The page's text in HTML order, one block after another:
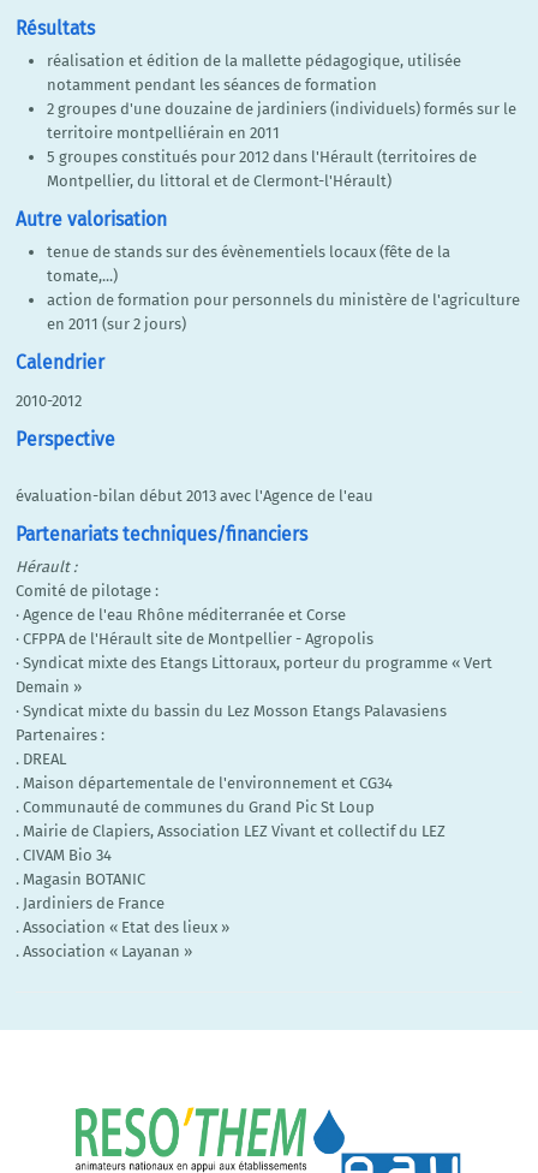
Résultats
réalisation et édition de la mallette pédagogique, utilisée
notamment pendant les séances de formation
2 groupes d'une douzaine de jardiniers (individuels) formés sur le
territoire montpelliérain en 2011
5 groupes constitués pour 2012 dans l'Hérault (territoires de
Montpellier, du littoral et de Clermont-l'Hérault)
Autre valorisation
tenue de stands sur des évènementiels locaux (fête de la
tomate,...)
action de formation pour personnels du ministère de l'agriculture
en 2011 (sur 2 jours)
Calendrier
2010-2012
Perspective
évaluation-bilan début 2013 avec l'Agence de l'eau
Partenariats techniques/financiers
Hérault :
Comité de pilotage :
· Agence de l'eau Rhône méditerranée et Corse
· CFPPA de l'Hérault site de Montpellier - Agropolis
· Syndicat mixte des Etangs Littoraux, porteur du programme « Vert
Demain »
· Syndicat mixte du bassin du Lez Mosson Etangs Palavasiens
Partenaires :
. DREAL
. Maison départementale de l'environnement et CG34
. Communauté de communes du Grand Pic St Loup
. Mairie de Clapiers, Association LEZ Vivant et collectif du LEZ
. CIVAM Bio 34
. Magasin BOTANIC
. Jardiniers de France
. Association « Etat des lieux »
. Association « Layanan »